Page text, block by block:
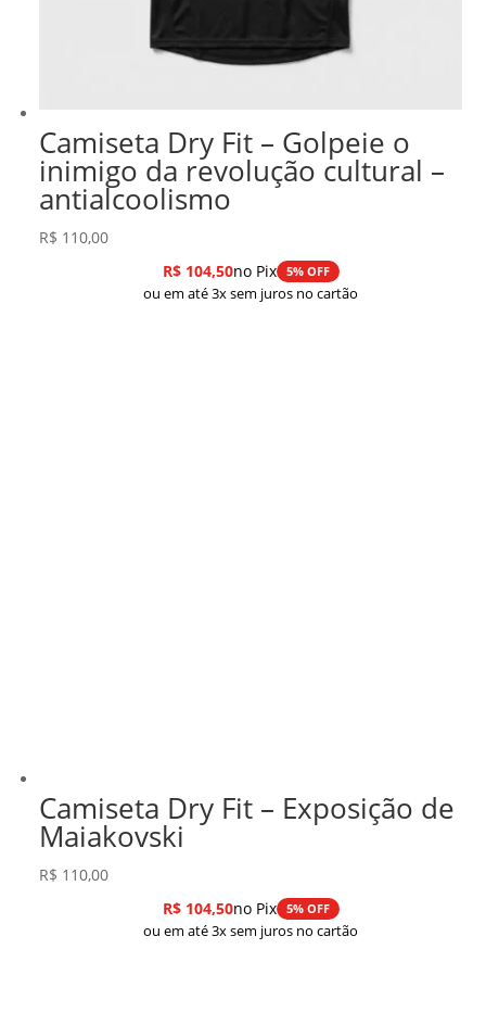
Camiseta Dry Fit – Golpeie o
inimigo da revolução cultural –
antialcoolismo
R$ 110,00
R$104,50no Pix 5% OFF
ou em até 3x sem juros no cartão
Camiseta Dry Fit – Exposição de
Maiakovski
R$ 110,00
R$104,50no Pix 5% OFF
ou em até 3x sem juros no cartão